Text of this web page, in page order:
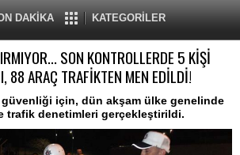
DAKİKA KATEGORİLER
SON KONTROLLERDE 5 KİŞİ
88 ARAÇ TRAFİKTEN MEN EDİLDİ!
güvenliği için, dün akşam ülke genelinde
trafik denetimleri gerçekleştirildi.